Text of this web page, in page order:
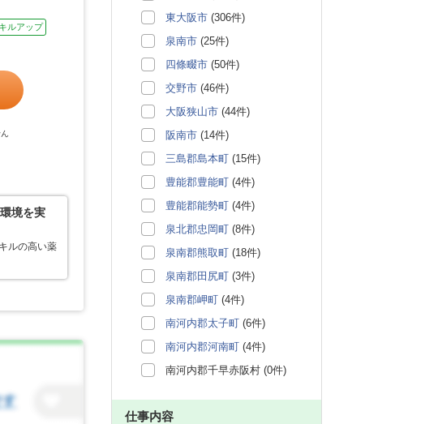
ルアップ
境を実
ルの高い薬
東大阪市 (306件)
泉南市 (25件)
四條畷市 (50件)
交野市 (46件)
大阪狭山市 (44件)
阪南市 (14件)
三島郡島本町 (15件)
豊能郡豊能町 (4件)
豊能郡能勢町 (4件)
泉北郡忠岡町 (8件)
泉南郡熊取町 (18件)
泉南郡田尻町 (3件)
泉南郡岬町 (4件)
南河内郡太子町 (6件)
南河内郡河南町 (4件)
南河内郡千早赤阪村 (0件)
仕事内容